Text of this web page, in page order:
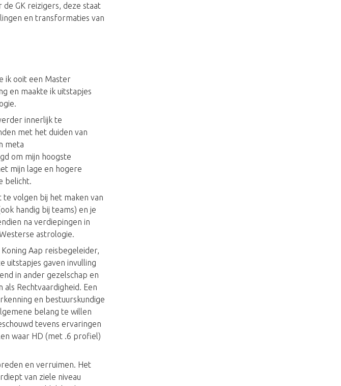
GK reizigers, deze staat
en transformaties van
ik ooit een Master
en maakte ik uitstapjes
innerlijk te
met het duiden van
meta
om mijn hoogste
mijn lage en hogere
belicht.
te volgen bij het maken van
handig bij teams) en je
na verdiepingen in
astrologie.
Aap reisbegeleider,
uitstapjes gaven invulling
in ander gezelschap en
Rechtvaardigheid. Een
en bestuurskundige
belang te willen
tevens ervaringen
waar HD (met .6 profiel)
en verruimen. Het
van ziele niveau